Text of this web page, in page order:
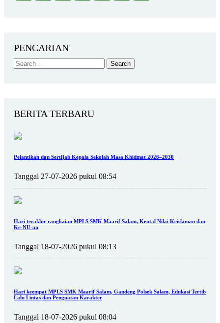
PENCARIAN
BERITA TERBARU
Pelantikan dan Sertijab Kepala Sekolah Masa Khidmat 2026–2030
Tanggal 27-07-2026 pukul 08:54
Hari terakhir rangkaian MPLS SMK Maarif Salam, Kental Nilai Keislaman dan
Ke-NU-an
Tanggal 18-07-2026 pukul 08:13
Hari keempat MPLS SMK Maarif Salam, Gandeng Polsek Salam, Edukasi Tertib
Lalu Lintas dan Penguatan Karakter
Tanggal 18-07-2026 pukul 08:04